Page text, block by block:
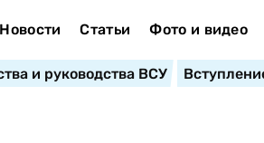
Новости Статьи Фото и видео
и руководства ВСУ